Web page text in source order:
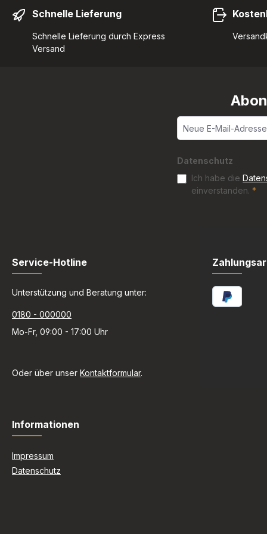
Schnelle Lieferung
Schnelle Lieferung durch Express
Versand
Datenschutz
Ich habe die
einverstanden. *
Service-Hotline
Unterstützung und Beratung unter:
0180 - 000000
Mo-Fr, 09:00 - 17:00 Uhr
Oder über unser Kontaktformular.
Informationen
Impressum
Datenschutz